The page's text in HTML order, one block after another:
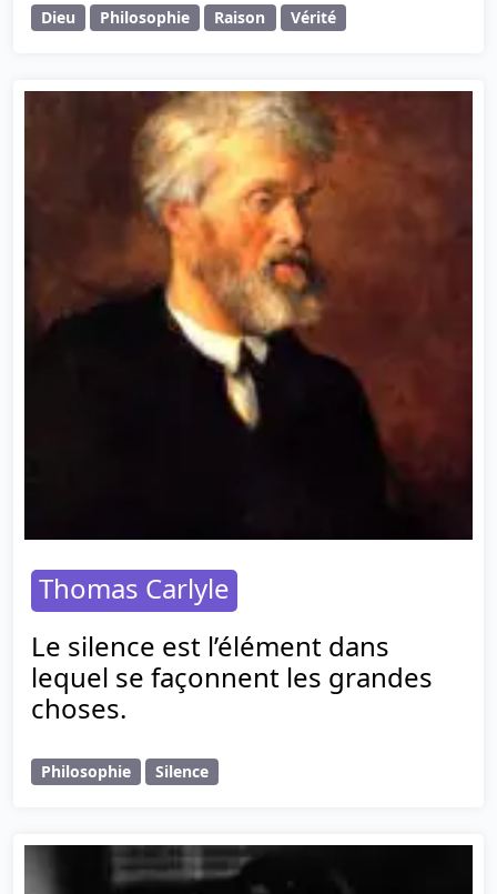
Dieu Philosophie Raison Vérité
Thomas Carlyle
Le silence est l’élément dans
lequel se façonnent les grandes
choses.
Philosophie Silence